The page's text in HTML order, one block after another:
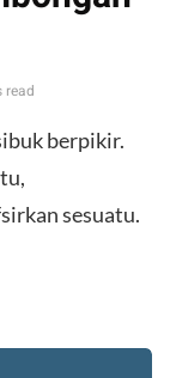
read
berpikir.
sesuatu.